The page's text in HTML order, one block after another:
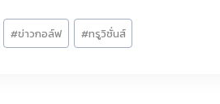
#ข่าวกอล์ฟ #ทรูวิชั่นส์